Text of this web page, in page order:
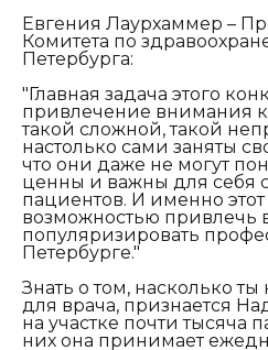
Евгения Лаурхаммер –
Комитета по
Петербурга:
"Главная задача этого
привлечение внимания
такой сложной, такой
настолько сами заняты
что они даже не могут
ценны и важны для себя
пациентов. И именно этот
возможностью привлечь
популяризировать
Петербурге."
Знать о том, насколько
для врача, признается
на участке почти тысяча
них она принимает